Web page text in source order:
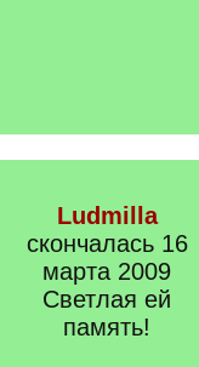
Ludmilla
скончалась 16
марта 2009
Светлая ей
память!